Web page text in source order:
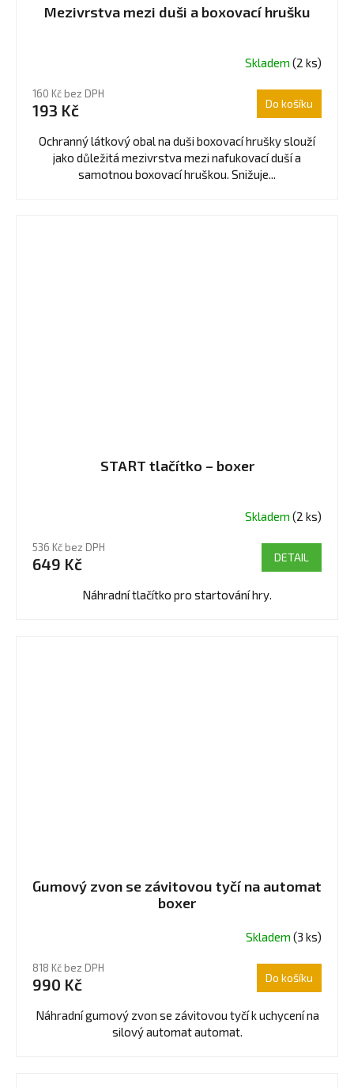
Mezivrstva mezi duši a boxovací hrušku
Skladem (2 ks)
160 Kč bez DPH
193 Kč Do košíku
Ochranný látkový obal na duši boxovací hrušky slouží
jako důležitá mezivrstva mezi nafukovací duší a
samotnou boxovací hruškou. Snižuje...
START tlačítko – boxer
Skladem (2 ks)
536 Kč bez DPH
649 Kč DETAIL
Náhradní tlačítko pro startování hry.
Gumový zvon se závitovou tyčí na automat
boxer
Skladem (3 ks)
818 Kč bez DPH
990 Kč Do košíku
Náhradní gumový zvon se závitovou tyčí k uchycení na
silový automat automat.